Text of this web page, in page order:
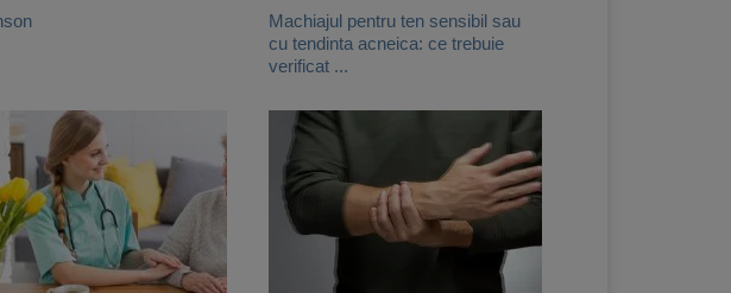
Machiajul pentru ten sensibil sau
cu tendinta acneica: ce trebuie
verificat ...